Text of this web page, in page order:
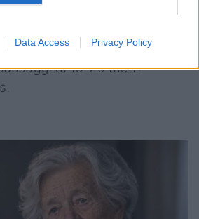
Data Access Privacy Policy
di più il tuo gioco di gambe e
la palla, spesso sono
di 15-20 metri”